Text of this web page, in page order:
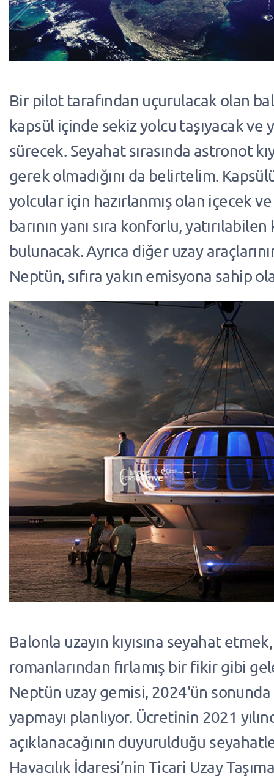
Bir pilot tarafından uçurulacak olan
kapsül içinde sekiz yolcu taşıyacak ve
sürecek. Seyahat sırasında astronot
gerek olmadığını da belirtelim.
yolcular için hazırlanmış olan içecek ve
barının yanı sıra konforlu,
bulunacak. Ayrıca diğer uzay
Neptün, sıfıra yakın emisyona sahip
Balonla uzayın kıyısına seyahat
romanlarından fırlamış bir fikir gibi
Neptün uzay gemisi, 2024'ün
yapmayı planlıyor. Ücretinin 2021
açıklanacağının duyurulduğu
Havacılık İdaresi’nin Ticari Uzay